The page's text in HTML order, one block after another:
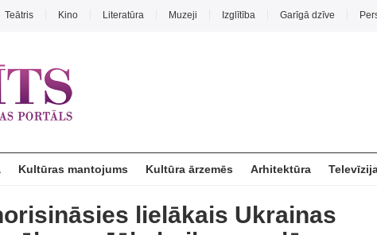
Teātris Kino Literatūra Muzeji Izglītība Garīgā dzīve
Kultūras mantojums Kultūra ārzemēs Arhitektūra
lielākais Ukrainas